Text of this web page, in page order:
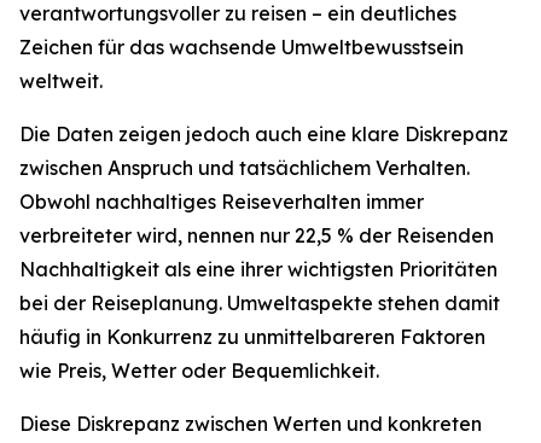
verantwortungsvoller zu reisen – ein deutliches
Zeichen für das wachsende Umweltbewusstsein
weltweit.
Die Daten zeigen jedoch auch eine klare Diskrepanz
zwischen Anspruch und tatsächlichem Verhalten.
Obwohl nachhaltiges Reiseverhalten immer
verbreiteter wird, nennen nur 22,5 % der Reisenden
Nachhaltigkeit als eine ihrer wichtigsten Prioritäten
bei der Reiseplanung. Umweltaspekte stehen damit
häufig in Konkurrenz zu unmittelbareren Faktoren
wie Preis, Wetter oder Bequemlichkeit.
Diese Diskrepanz zwischen Werten und konkreten